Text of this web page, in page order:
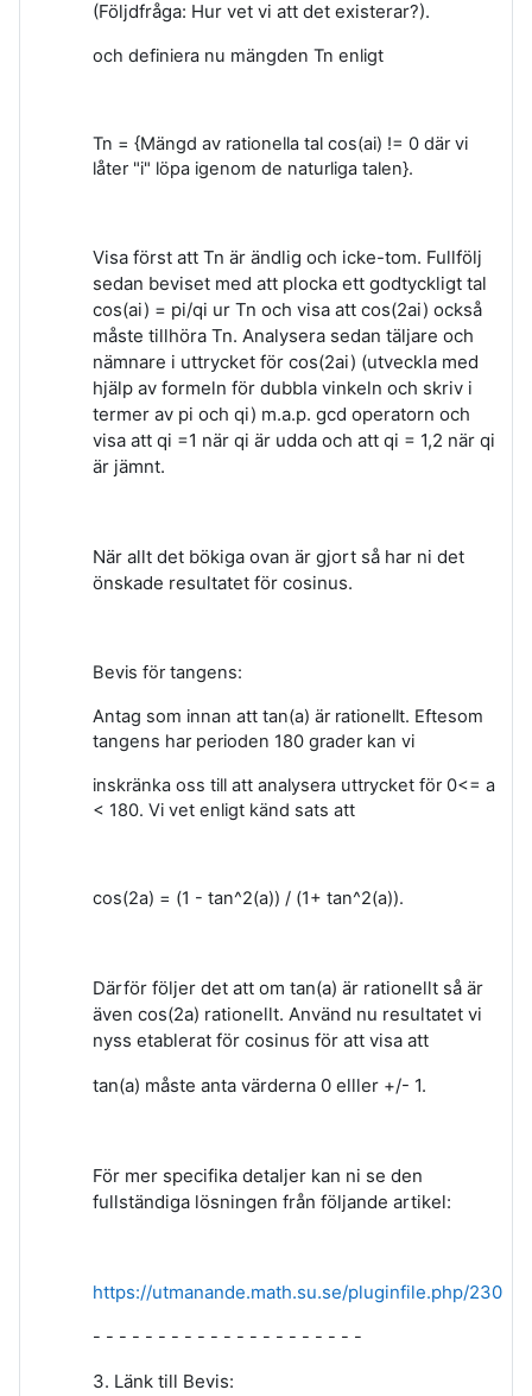
(Följdfråga: Hur vet vi att det existerar?).
och definiera nu mängden Tn enligt
Tn = {Mängd av rationella tal cos(ai) != 0 där vi
låter "i" löpa igenom de naturliga talen}.
Visa först att Tn är ändlig och icke-tom. Fullfölj
sedan beviset med att plocka ett godtyckligt tal
cos(ai) = pi/qi ur Tn och visa att cos(2ai) också
måste tillhöra Tn. Analysera sedan täljare och
nämnare i uttrycket för cos(2ai) (utveckla med
hjälp av formeln för dubbla vinkeln och skriv i
termer av pi och qi) m.a.p. gcd operatorn och
visa att qi =1 när qi är udda och att qi = 1,2 när qi
är jämnt.
När allt det bökiga ovan är gjort så har ni det
önskade resultatet för cosinus.
Bevis för tangens:
Antag som innan att tan(a) är rationellt. Eftesom
tangens har perioden 180 grader kan vi
inskränka oss till att analysera uttrycket för 0<= a
< 180. Vi vet enligt känd sats att
cos(2a) = (1 - tan^2(a)) / (1+ tan^2(a)).
Därför följer det att om tan(a) är rationellt så är
även cos(2a) rationellt. Använd nu resultatet vi
nyss etablerat för cosinus för att visa att
tan(a) måste anta värderna 0 elller +/- 1.
För mer specifika detaljer kan ni se den
fullständiga lösningen från följande artikel:
https://utmanande.math.su.se/pluginfile.php/230/
- - - - - - - - - - - - - - - - - - - - -
3. Länk till Bevis: